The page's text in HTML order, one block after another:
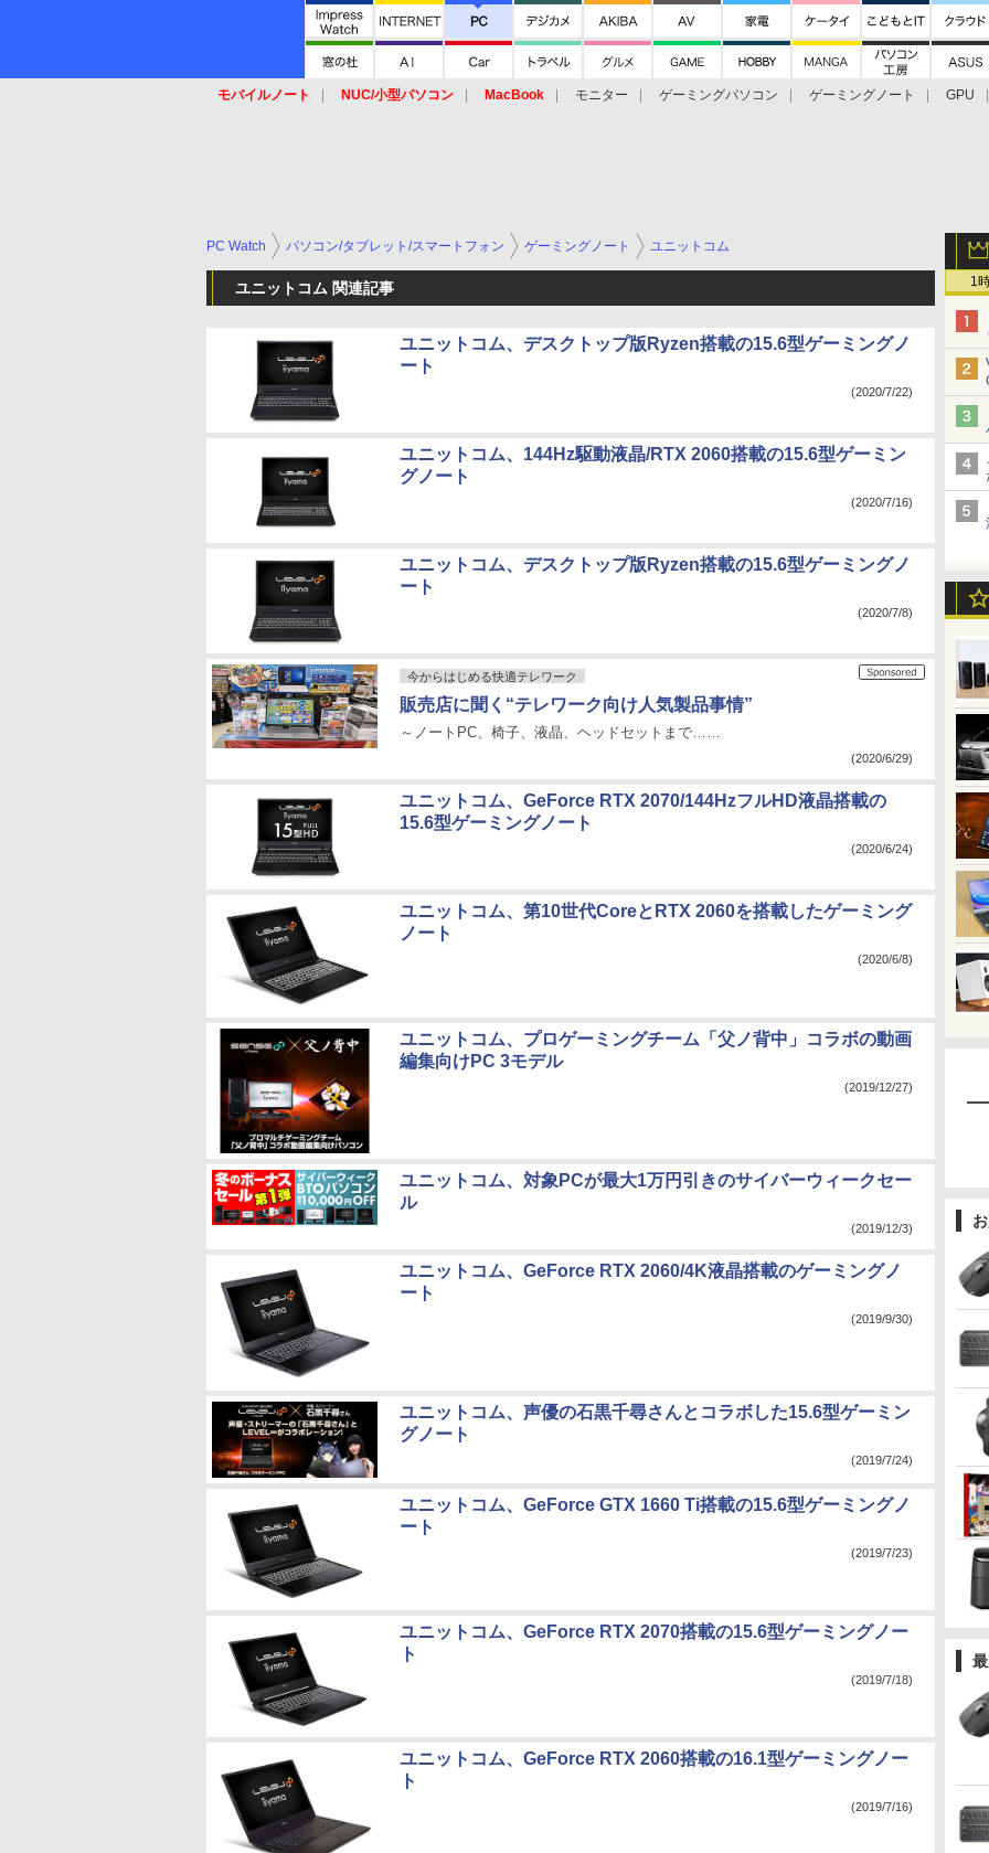
モバイルノート NUC/小型パソコン MacBook モニター ゲーミングパソコン ゲーミングノート
GPU
1
PC Watch パソコン/タブレット/スマートフォン ゲーミングノート ユニットコム
ユニットコム 関連記事
ユニットコム、デスクトップ版Ryzen搭載の15.6型ゲーミングノ
ート
(2020/7/22)
ユニットコム、144Hz駆動液晶/RTX 2060搭載の15.6型ゲーミン
グノート
(2020/7/16)
ユニットコム、デスクトップ版Ryzen搭載の15.6型ゲーミングノ
ート
(2020/7/8)
今からはじめる快適テレワーク
販売店に聞く“テレワーク向け人気製品事情”
～ノートPC、椅子、液晶、ヘッドセットまで……
(2020/6/29)
ユニットコム、GeForce RTX 2070/144HzフルHD液晶搭載の
15.6型ゲーミングノート
(2020/6/24)
ユニットコム、第10世代CoreとRTX 2060を搭載したゲーミング
ノート
(2020/6/8)
ユニットコム、プロゲーミングチーム「父ノ背中」コラボの動画
編集向けPC 3モデル
(2019/12/27)
ユニットコム、対象PCが最大1万円引きのサイバーウィークセー
ル
(2019/12/3)
ユニットコム、GeForce RTX 2060/4K液晶搭載のゲーミングノ
ート
(2019/9/30)
ユニットコム、声優の石黒千尋さんとコラボした15.6型ゲーミン
グノート
(2019/7/24)
ユニットコム、GeForce GTX 1660 Ti搭載の15.6型ゲーミングノ
ート
(2019/7/23)
ユニットコム、GeForce RTX 2070搭載の15.6型ゲーミングノー
ト
(2019/7/18)
ユニットコム、GeForce RTX 2060搭載の16.1型ゲーミングノー
ト
(2019/7/16)